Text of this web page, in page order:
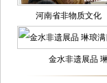
河南省非物质文化
金水非遗展品